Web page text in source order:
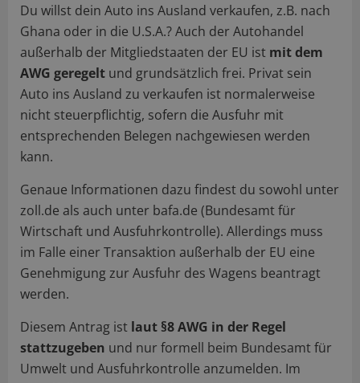
Du willst dein Auto ins Ausland verkaufen, z.B. nach
Ghana oder in die U.S.A.? Auch der Autohandel
außerhalb der Mitgliedstaaten der EU ist mit dem
AWG geregelt und grundsätzlich frei. Privat sein
Auto ins Ausland zu verkaufen ist normalerweise
nicht steuerpflichtig, sofern die Ausfuhr mit
entsprechenden Belegen nachgewiesen werden
kann.
Genaue Informationen dazu findest du sowohl unter
zoll.de als auch unter bafa.de (Bundesamt für
Wirtschaft und Ausfuhrkontrolle). Allerdings muss
im Falle einer Transaktion außerhalb der EU eine
Genehmigung zur Ausfuhr des Wagens beantragt
werden.
Diesem Antrag ist laut §8 AWG in der Regel
stattzugeben und nur formell beim Bundesamt für
Umwelt und Ausfuhrkontrolle anzumelden. Im